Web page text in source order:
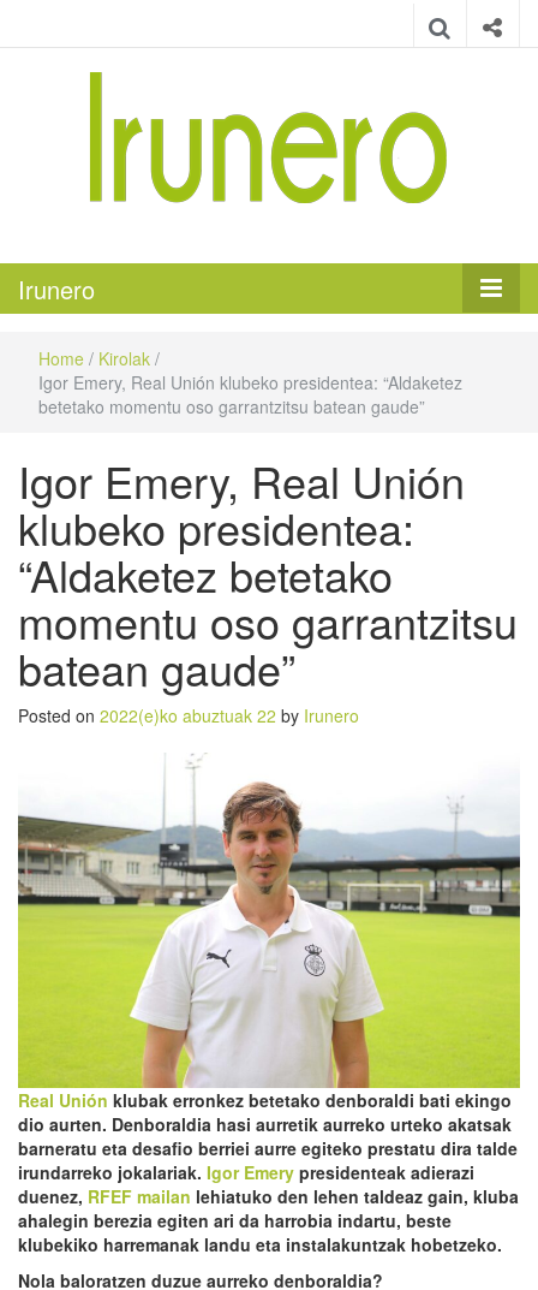
Irunero
Home / Kirolak /
Igor Emery, Real Unión klubeko presidentea: “Aldaketez
betetako momentu oso garrantzitsu batean gaude”
Igor Emery, Real Unión
klubeko presidentea:
“Aldaketez betetako
momentu oso garrantzitsu
batean gaude”
Posted on 2022(e)ko abuztuak 22 by Irunero
Real Unión klubak erronkez betetako denboraldi bati ekingo
dio aurten. Denboraldia hasi aurretik aurreko urteko akatsak
barneratu eta desafio berriei aurre egiteko prestatu dira talde
irundarreko jokalariak. Igor Emery presidenteak adierazi
duenez, RFEF mailan lehiatuko den lehen taldeaz gain, kluba
ahalegin berezia egiten ari da harrobia indartu, beste
klubekiko harremanak landu eta instalakuntzak hobetzeko.
Nola baloratzen duzue aurreko denboraldia?